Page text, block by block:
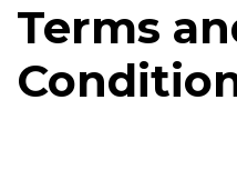
Terms